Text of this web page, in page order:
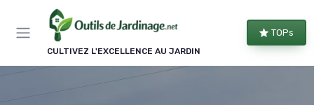
CULTIVEZ L'EXCELLENCE AU JARDIN
TOPs
Panneau de gestion des cookies